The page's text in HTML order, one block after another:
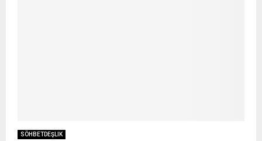
SÖHBETDEŞLIK